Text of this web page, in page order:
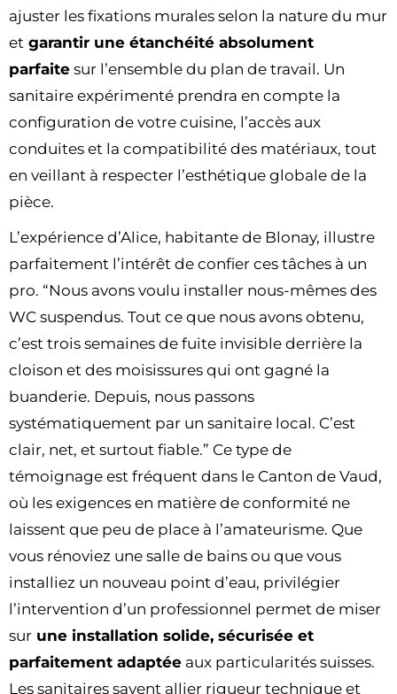
ajuster les fixations murales selon la nature du mur
et garantir une étanchéité absolument
parfaite sur l’ensemble du plan de travail. Un
sanitaire expérimenté prendra en compte la
configuration de votre cuisine, l’accès aux
conduites et la compatibilité des matériaux, tout
en veillant à respecter l’esthétique globale de la
pièce.
L’expérience d’Alice, habitante de Blonay, illustre
parfaitement l’intérêt de confier ces tâches à un
pro. “Nous avons voulu installer nous-mêmes des
WC suspendus. Tout ce que nous avons obtenu,
c’est trois semaines de fuite invisible derrière la
cloison et des moisissures qui ont gagné la
buanderie. Depuis, nous passons
systématiquement par un sanitaire local. C’est
clair, net, et surtout fiable.” Ce type de
témoignage est fréquent dans le Canton de Vaud,
où les exigences en matière de conformité ne
laissent que peu de place à l’amateurisme. Que
vous rénoviez une salle de bains ou que vous
installiez un nouveau point d’eau, privilégier
l’intervention d’un professionnel permet de miser
sur une installation solide, sécurisée et
parfaitement adaptée aux particularités suisses.
Les sanitaires savent allier rigueur technique et